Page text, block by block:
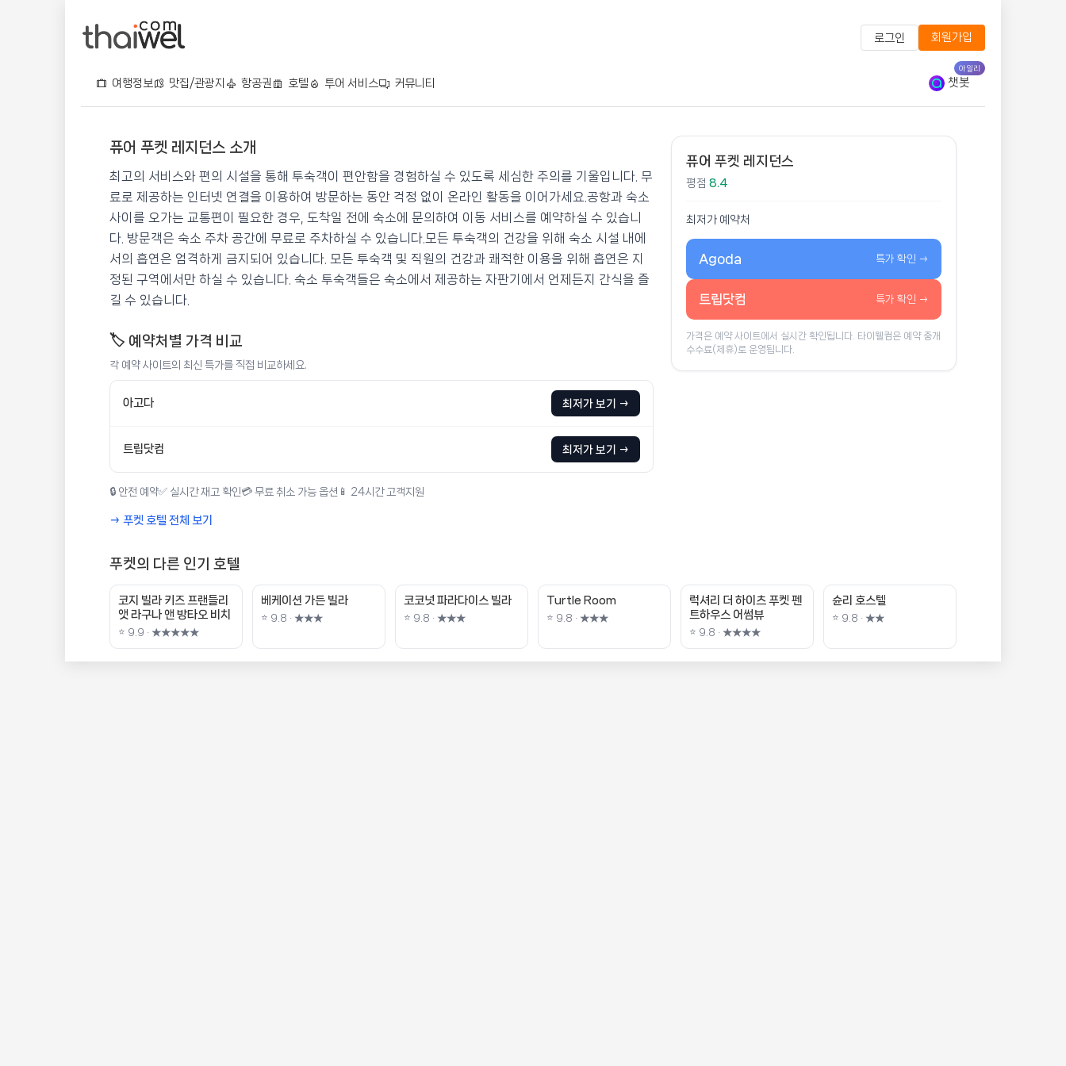
로그인 회원가입
여행정보 맛집/관광지 항공권 호텔 투어 서비스 커뮤니티 챗봇
아일리
퓨어 푸켓 레지던스
📍 푸켓★★ ⭐ 8.4
💰 최저가 확인 · 예약하기
퓨어 푸켓 레지던스 소개
최고의 서비스와 편의 시설을 통해 투숙객이 편안함을 경험하실 수 있도록 세심한 주의를 기울입니다. 무
료로 제공하는 인터넷 연결을 이용하여 방문하는 동안 걱정 없이 온라인 활동을 이어가세요.공항과 숙소
사이를 오가는 교통편이 필요한 경우, 도착일 전에 숙소에 문의하여 이동 서비스를 예약하실 수 있습니
다. 방문객은 숙소 주차 공간에 무료로 주차하실 수 있습니다.모든 투숙객의 건강을 위해 숙소 시설 내에
서의 흡연은 엄격하게 금지되어 있습니다. 모든 투숙객 및 직원의 건강과 쾌적한 이용을 위해 흡연은 지
정된 구역에서만 하실 수 있습니다. 숙소 투숙객들은 숙소에서 제공하는 자판기에서 언제든지 간식을 즐
길 수 있습니다.
🏷️ 예약처별 가격 비교
각 예약 사이트의 최신 특가를 직접 비교하세요.
아고다 최저가 보기 →
트립닷컴 최저가 보기 →
🔒 안전 예약✅ 실시간 재고 확인💳 무료 취소 가능 옵션 📱 24시간 고객지원
→ 푸켓 호텔 전체 보기
퓨어 푸켓 레지던스
평점 8.4
최저가 예약처
Agoda 특가 확인 →
트립닷컴 특가 확인 →
가격은 예약 사이트에서 실시간 확인됩니다. 타이웰컴은 예약 중개
수수료(제휴)로 운영됩니다.
푸켓의 다른 인기 호텔
코지 빌라 키즈 프랜들리
앳 라구나 앤 방타오 비치
⭐ 9.9 · ★★★★★
베케이션 가든 빌라
⭐ 9.8 · ★★★
코코넛 파라다이스 빌라
⭐ 9.8 · ★★★
Turtle Room
⭐ 9.8 · ★★★
럭셔리 더 하이츠 푸켓 펜
트하우스 어썸뷰
⭐ 9.8 · ★★★★
슌리 호스텔
⭐ 9.8 · ★★